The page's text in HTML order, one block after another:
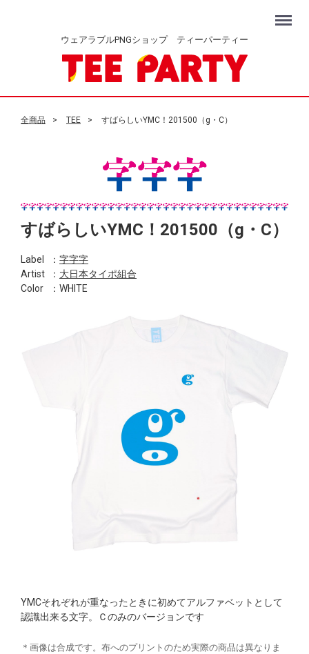
ウェアラブルPNGショップ ティーパーティー
Menu
全商品 TEE すばらしいYMC！201500（g・C）
すばらしいYMC！201500（g・C）
Label ： 字字字
Artist
： 大日本タイポ組合
Color
：WHITE
YMCそれぞれが重なったときに初めてアルファベットとして
認識出来る文字。Ｃのみのバージョンです
＊画像は合成です。布へのプリントのため実際の商品は異なりま